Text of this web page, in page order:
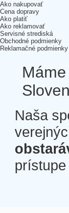
Ako nakupovať
Cena dopravy
Ako platiť
Ako reklamovať
Servisné strediská
Obchodné podmienky
Reklamačné podmienky
Máme
Naša